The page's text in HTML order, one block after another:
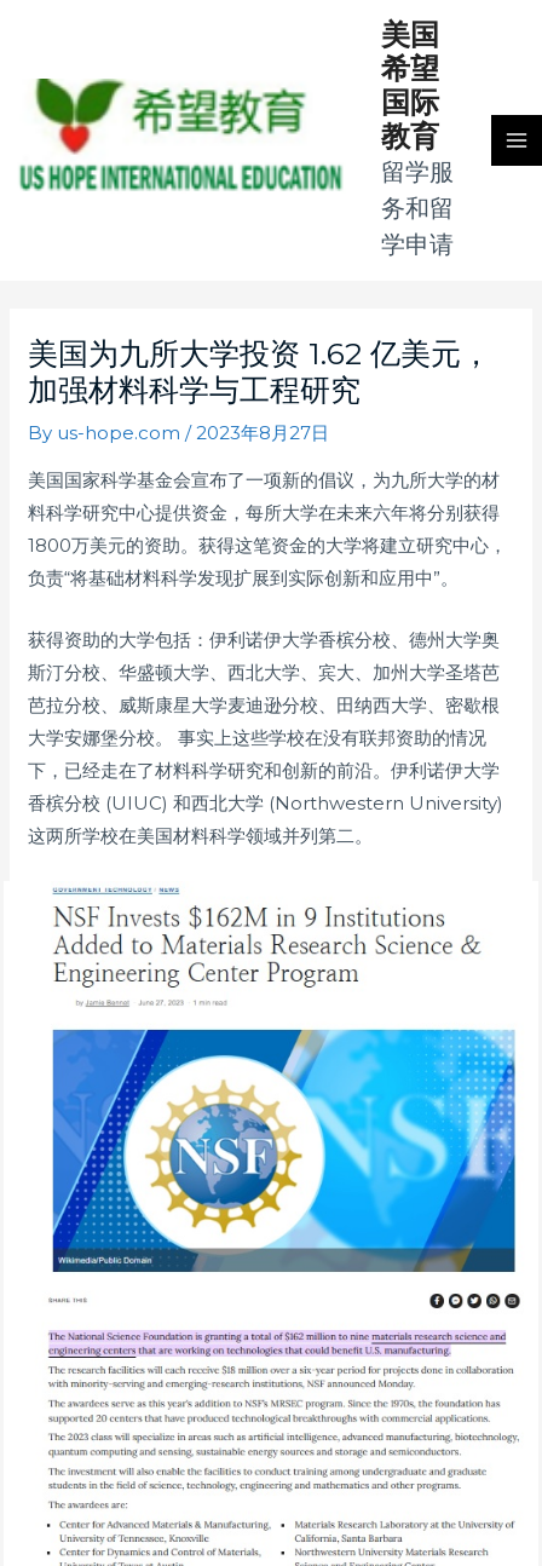
content
美国
希望
国际
教育
留学服
务和留
学申请
美国为九所大学投资 1.62 亿美元，
加强材料科学与工程研究
By us-hope.com/2023年8月27日
美国国家科学基金会宣布了一项新的倡议，为九所大学的材
料科学研究中心提供资金，每所大学在未来六年将分别获得
1800万美元的资助。获得这笔资金的大学将建立研究中心，
负责“将基础材料科学发现扩展到实际创新和应用中”。
获得资助的大学包括：伊利诺伊大学香槟分校、德州大学奥
斯汀分校、华盛顿大学、西北大学、宾大、加州大学圣塔芭
芭拉分校、威斯康星大学麦迪逊分校、田纳西大学、密歇根
大学安娜堡分校。 事实上这些学校在没有联邦资助的情况
下，已经走在了材料科学研究和创新的前沿。伊利诺伊大学
香槟分校 (UIUC) 和西北大学 (Northwestern University)
这两所学校在美国材料科学领域并列第二。